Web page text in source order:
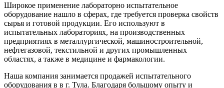
Широкое применение лабораторно испытательное
оборудование нашло в сферах, где требуется проверка свойств
сырья и готовой продукции. Его используют в
испытательных лабораториях, на производственных
предприятиях в металлургической, машиностроительной,
нефтегазовой, текстильной и других промышленных
областях, а также в медицине и фармакологии.
Наша компания занимается продажей испытательного
оборудования в в г. Тула. Благодаря большому опыту и